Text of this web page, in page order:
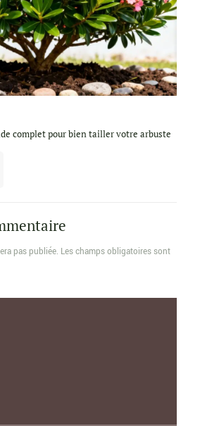
complet pour bien tailler votre arbuste
pas publiée. Les champs obligatoires sont